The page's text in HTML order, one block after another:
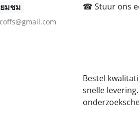
ยมชม
☎ Stuur ons
Bestel
snelle